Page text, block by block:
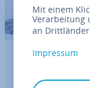
ChatGPT
Kosten
Mit einem
Verarbeitung
an
Impressum